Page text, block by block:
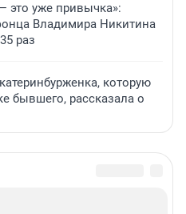
это уже привычка»:
Владимира Никитина
раз
которую
бывшего, рассказала о